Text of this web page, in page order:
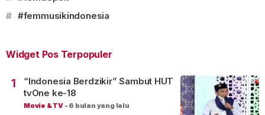
# #femmusikindonesia
Widget Pos Terpopuler
1
“Indonesia Berdzikir” Sambut HUT
tvOne ke-18
Movie & TV - 6 bulan yang lalu